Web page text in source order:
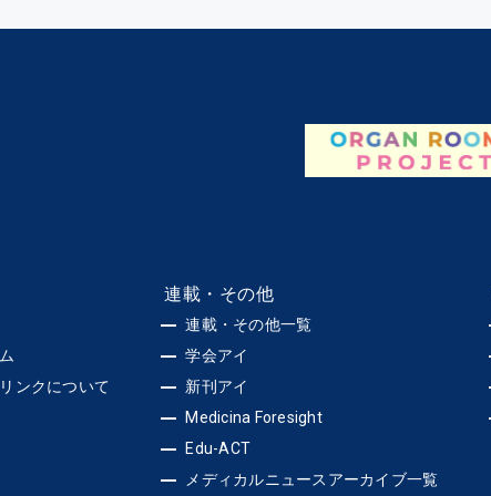
ンクについて
連載・その他
連載・その他一覧
学会アイ
新刊アイ
Medicina Foresight
Edu-ACT
メディカルニュースアーカイブ一覧